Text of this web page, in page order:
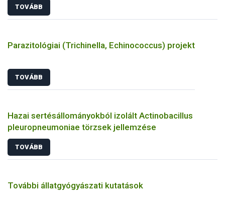
TOVÁBB
Parazitológiai (Trichinella, Echinococcus) projekt
TOVÁBB
Hazai sertésállományokból izolált Actinobacillus
pleuropneumoniae törzsek jellemzése
TOVÁBB
További állatgyógyászati kutatások